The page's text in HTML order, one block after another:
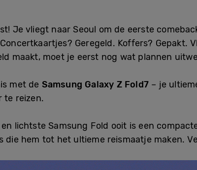
Je vliegt naar Seoul om de eerste
Geregeld. Koffers? Gepakt.
maakt, moet je eerst nog wat plannen
met de Samsung Galaxy Z Fold7 – je
te reizen.
lichtste Samsung Fold ooit is een
die hem tot het ultieme reismaatje maken.